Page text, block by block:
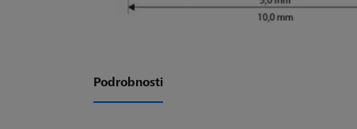
Podrobnosti